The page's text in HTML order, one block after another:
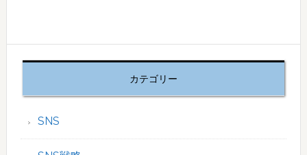
カテゴリー
SNS